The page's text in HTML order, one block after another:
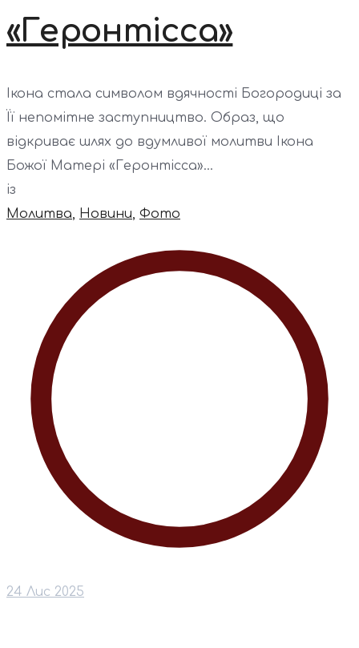
«Геронтісса»
Ікона стала символом вдячності Богородиці за
Її непомітне заступництво. Образ, що
відкриває шлях до вдумливої молитви Ікона
Божої Матері «Геронтісса»...
із
Молитва, Новини, Фото
24 Лис 2025